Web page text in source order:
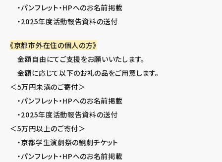
・パンフレット・HPへのお名前掲載
・2025年度活動報告資料の送付
《京都市外在住の個人の方》
金額自由にてご支援をお願いいたします。
金額に応じて以下のお礼の品をご用意します。
＜5万円未満のご寄付＞
・パンフレット・HPへのお名前掲載
・2025年度活動報告資料の送付
＜5万円以上のご寄付＞
・京都学生演劇祭の観劇チケット
・パンフレット・HPへのお名前掲載